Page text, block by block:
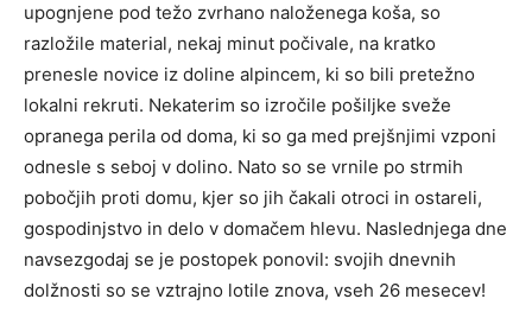
upognjene pod težo zvrhano naloženega koša, so
razložile material, nekaj minut počivale, na kratko
prenesle novice iz doline alpincem, ki so bili pretežno
lokalni rekruti. Nekaterim so izročile pošiljke sveže
opranega perila od doma, ki so ga med prejšnjimi vzponi
odnesle s seboj v dolino. Nato so se vrnile po strmih
pobočjih proti domu, kjer so jih čakali otroci in ostareli,
gospodinjstvo in delo v domačem hlevu. Naslednjega dne
navsezgodaj se je postopek ponovil: svojih dnevnih
dolžnosti so se vztrajno lotile znova, vseh 26 mesecev!